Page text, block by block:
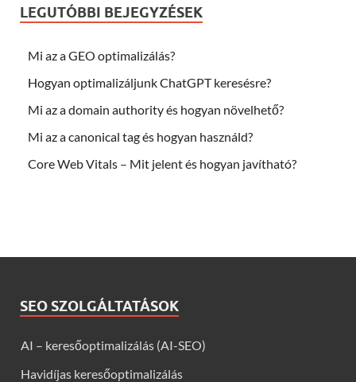
LEGUTÓBBI BEJEGYZÉSEK
Mi az a GEO optimalizálás?
Hogyan optimalizáljunk ChatGPT keresésre?
Mi az a domain authority és hogyan növelhető?
Mi az a canonical tag és hogyan használd?
Core Web Vitals – Mit jelent és hogyan javítható?
SEO SZOLGÁLTATÁSOK
AI – keresőoptimalizálás (AI-SEO)
Havidíjas keresőoptimalizálás